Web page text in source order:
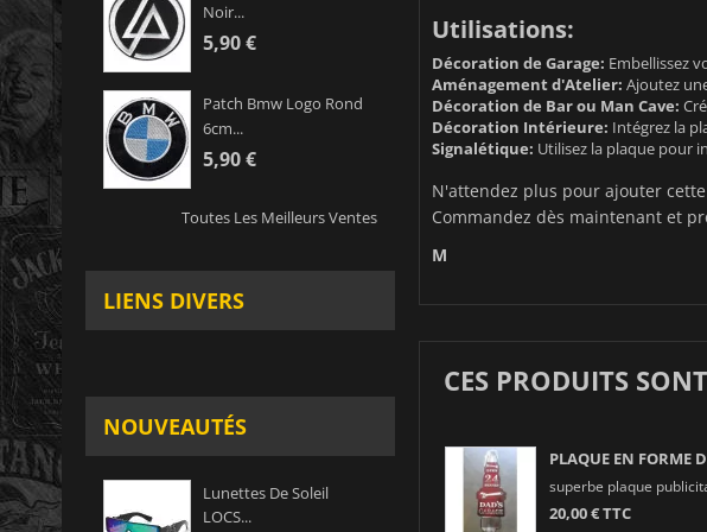
Noir...
5,90 €
Patch Bmw Logo Rond
6cm...
5,90 €
Toutes Les Meilleurs Ventes
LIENS DIVERS
NOUVEAUTÉS
Lunettes De Soleil
LOCS...
Utilisations:
Décoration de Garage: Embellissez
Aménagement d'Atelier: Ajoutez
Décoration de Bar ou Man Cave:
Décoration Intérieure: Intégrez la
Signalétique: Utilisez la plaque pour
N'attendez plus pour ajouter
Commandez dès maintenant et
M
CES PRODUITS
PLAQUE EN FORME
superbe plaque
20,00 € TTC